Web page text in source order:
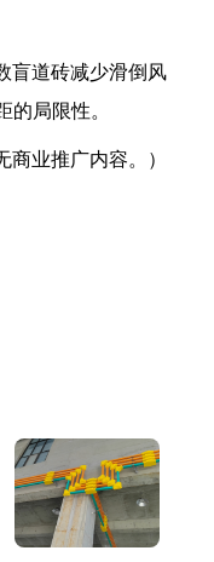
盲道砖减少滑倒风
的局限性。
商业推广内容。）